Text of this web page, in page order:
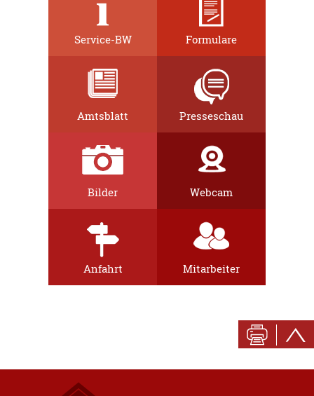
Service-BW Formulare
Amtsblatt Presseschau
Bilder Webcam
Anfahrt Mitarbeiter